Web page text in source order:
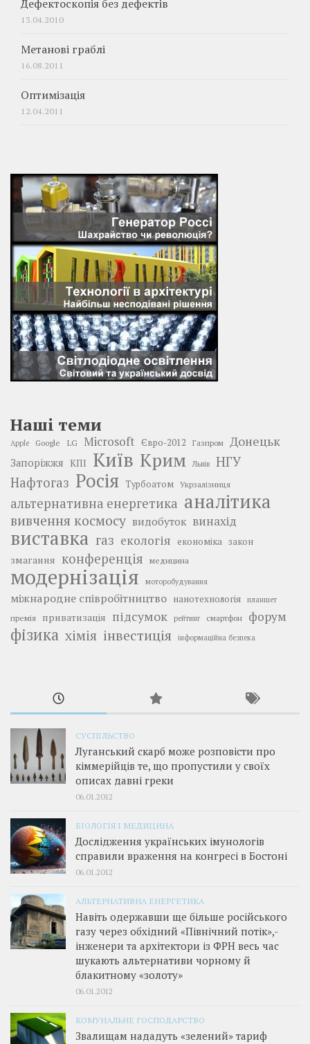
Дефектоскопія без дефектів
13.04.2010
Метанові граблі
16.08.2011
Оптимізація
12.04.2011
Наші теми
Apple Google LG Microsoft Євро-2012 Газпром Донецьк
Запоріжжя КПІ Київ Крим Львів
НГУ
Нафтогаз Росія Турбоатом Укрзалізниця
альтернативна енергетика аналітика
вивчення космосу видобуток винахід
виставка газ екологія економіка закон
змагання конференція медицина
модернізація моторобудування
міжнародне співробітництво нанотехнологія планшет
премія приватизація підсумок рейтинг смартфон форум
фізика хімія інвестиція інформаційна безпека
СУСПІЛЬСТВО
Луганський скарб може розповісти про
кіммерійців те, що пропустили у своїх
описах давні греки
06.01.2012
БІОЛОГІЯ І МЕДИЦИНА
Дослідження українських імунологів
справили враження на конгресі в Бостоні
06.01.2012
АЛЬТЕРНАТИВНА ЕНЕРГЕТИКА
Навіть одержавши ще більше російського
газу через обхідний «Північний потік»,­
інженери та архітектори із ФРН весь час
шукають альтернативи чорному й
блакитному «золоту»
06.01.2012
КОМУНАЛЬНЕ ГОСПОДАРСТВО
Звалищам нададуть «зелений» тариф